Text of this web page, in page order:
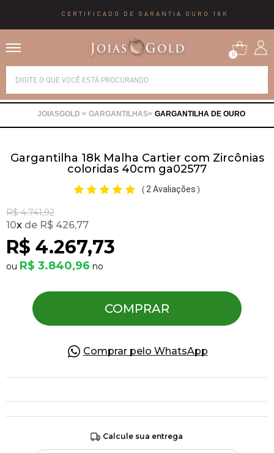
CERTIFICADO DE GARANTIA OURO 18K
0
GARGANTILHAS GARGANTILHA DE OURO
Gargantilha 18k Malha Cartier com Zircônias
coloridas 40cm ga02577
( 2 Avaliações )
R$ 4.741,92
R$ 4.267,73
10x R$ 426,77
R$ 3.840,96
COMPRAR
Comprar pelo WhatsApp
Calcule sua entrega
Alianças
Brincos
Pingentes